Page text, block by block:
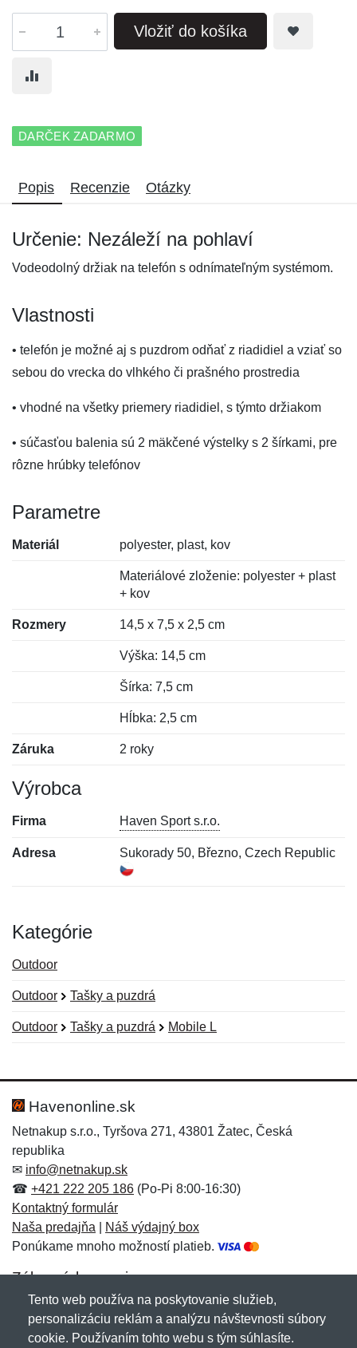
Vložiť do košíka
DARČEK ZADARMO
Popis Recenzie Otázky
Určenie: Nezáleží na pohlaví
Vodeodolný držiak na telefón s odnímateľným systémom.
Vlastnosti
• telefón je možné aj s puzdrom odňať z riadidiel a vziať so
sebou do vrecka do vlhkého či prašného prostredia
• vhodné na všetky priemery riadidiel, s týmto držiakom
• súčasťou balenia sú 2 mäkčené výstelky s 2 šírkami, pre
rôzne hrúbky telefónov
Parametre
Materiál polyester, plast, kov
Materiálové zloženie: polyester + plast
+ kov
Rozmery 14,5 x 7,5 x 2,5 cm
Výška: 14,5 cm
Šírka: 7,5 cm
Hĺbka: 2,5 cm
Záruka 2 roky
Výrobca
Firma Haven Sport s.r.o.
Adresa Sukorady 50, Březno, Czech Republic
Kategórie
Outdoor
Outdoor Tašky a puzdrá
Outdoor Tašky a puzdrá Mobile L
Hodnotenie:
Meno:*
E-mail:
Správa*
Meno:
E-mail:*
Správa*
Havenonline.sk
Netnakup s.r.o., Tyršova 271, 43801 Žatec, Česká
republika
✉ info@netnakup.sk
☎ +421 222 205 186 (Po-Pi 8:00-16:30)
Kontaktný formulár
Naša predajňa
Náš výdajný box
Ponúkame mnoho možností platieb.
Zákaznícky servis
Novinky emailom
Tento web používa na poskytovanie služieb,
personalizáciu reklám a analýzu návštevnosti súbory
cookie. Používaním tohto webu s tým súhlasíte.